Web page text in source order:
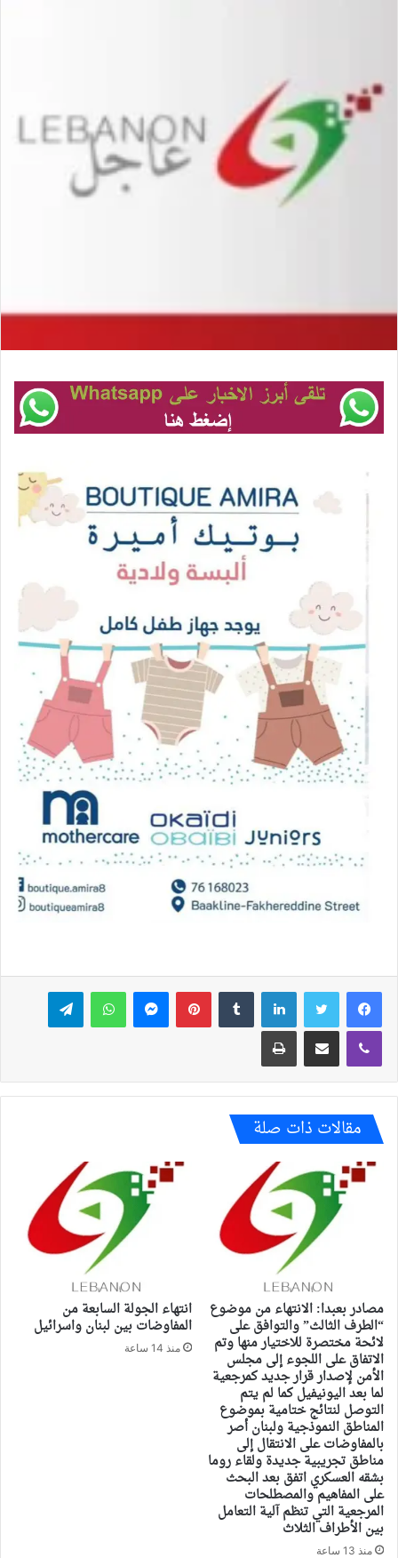
فيسبوك تويتر لينكدإن بينتيريستماسنجر واتساب تيلقرام
ڤايبر مشاركة عبر البريد طباعة
مقالات ذات صلة
مصادر بعبدا: الانتهاء من موضوع
“الطرف الثالث” والتوافق على
لائحة مختصرة للاختيار منها وتم
الاتفاق على اللجوء إلى مجلس
الأمن لإصدار قرار جديد كمرجعية
لما بعد اليونيفيل كما لم يتم
التوصل لنتائج ختامية بموضوع
المناطق النموذجية ولبنان أصر
بالمفاوضات على الانتقال إلى
مناطق تجريبية جديدة ولقاء روما
بشقه العسكري اتفق بعد البحث
على المفاهيم والمصطلحات
المرجعية التي تنظم آلية التعامل
بين الأطراف الثلاث
منذ 13 ساعة
انتهاء الجولة السابعة من
المفاوضات بين لبنان واسرائيل
منذ 14 ساعة